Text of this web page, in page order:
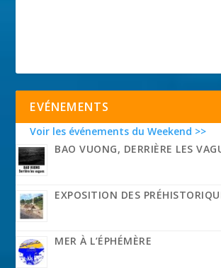
EVÉNEMENTS
Voir les événements du Weekend >>
BAO VUONG, DERRIÈRE LES
EXPOSITION DES
MER À L’ÉPHÉMÈRE